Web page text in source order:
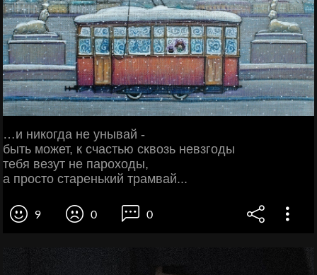
…и никогда не унывай -
быть может, к счастью сквозь невзгоды
тебя везут не пароходы,
а просто старенький трамвай...
9 0 0